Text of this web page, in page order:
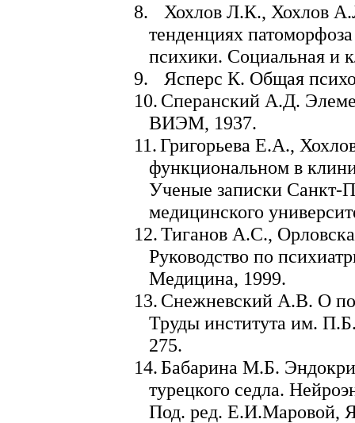
8.
Хохлов Л.К., Хохлов
тенденциях патоморфоза
психики. Социальная и
9.
Ясперс К. Общая
10. Сперанский А.Д.
ВИЭМ, 1937.
11.Григорьева Е.А.,
функциональном в
Ученые записки Санкт-
медицинского
12.Тиганов А.С.,
Руководство по
Медицина, 1999.
13. Снежневский А.В. О
Труды института им.
275.
14.Бабарина М.Б.
турецкого седла.
Под. ред. Е.И.Маровой,